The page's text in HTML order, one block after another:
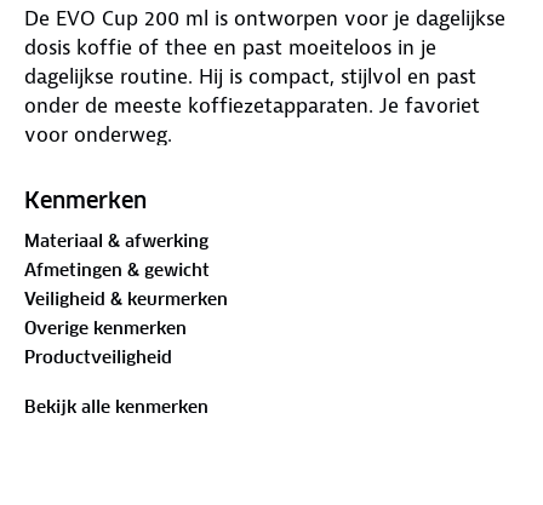
De EVO Cup 200 ml is ontworpen voor je dagelijkse
dosis koffie of thee en past moeiteloos in je
dagelijkse routine. Hij is compact, stijlvol en past
onder de meeste koffiezetapparaten. Je favoriet
voor onderweg.
Houdt je koffie urenlang warm
Dankzij de dubbele wand en vacuümisolatie blijft je
drankje tot wel 8 uur warm of tot wel 24 uur
heerlijk koud. Nooit meer lauwe lattes of gesmolten
ijs.
Maak het persoonlijk
Kenmerken
Materiaal & afwerking
Afmetingen & gewicht
Veiligheid & keurmerken
Overige kenmerken
Productveiligheid
Bekijk alle kenmerken